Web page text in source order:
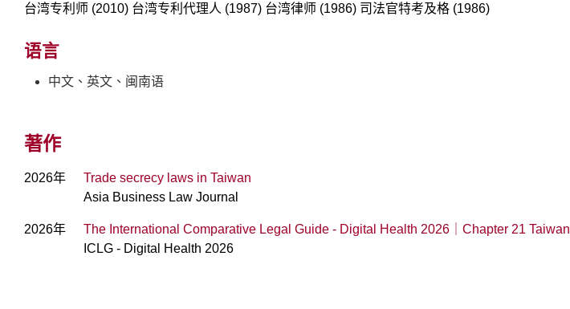
台湾专利师 (2010) 台湾专利代理人 (1987) 台湾律师 (1986) 司法官特考及格 (1986)
语言
中文、英文、闽南语
著作
2026年
Trade secrecy laws in Taiwan
Asia Business Law Journal
2026年
The International Comparative Legal Guide - Digital Health 2026｜Chapter 21 Taiwan
ICLG - Digital Health 2026